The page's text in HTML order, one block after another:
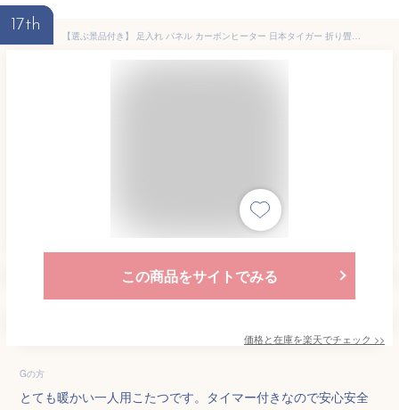
17th
【選ぶ景品付き】 足入れ パネル カーボンヒーター 日本タイガー 折り畳み パネルヒーター 切りタイマー 足温機 デスクヒーター フットヒーター 足温器 足元ヒーター ストーブ テーブル下ヒーター 一人用こたつ 折りたたみ 脚温機 足入れコタツ 一人用こたつ 足ヒーター
この商品をサイトでみる
価格と在庫を楽天でチェック >>
Gの方
とても暖かい一人用こたつです。タイマー付きなので安心安全